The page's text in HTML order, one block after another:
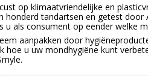
op klimaatvriendelijke en
honderd tandartsen en getest
u als consument op eender welke
aanpakken door
hoe u uw mondhygiëne kunt